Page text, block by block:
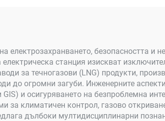
безопасността и
станция изискват
за течногазови (LNG) продукти,
до огромни загуби. Инженерните
и осигуряването на безпроблемна
климатичен контрол, газово откриване
дълбоки мултидисциплинарни